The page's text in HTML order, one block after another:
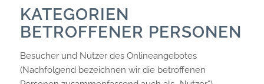
KATEGORIEN
BETROFFENER PERSONEN
Besucher und Nutzer des Onlineangebotes
(Nachfolgend bezeichnen wir die betroffenen